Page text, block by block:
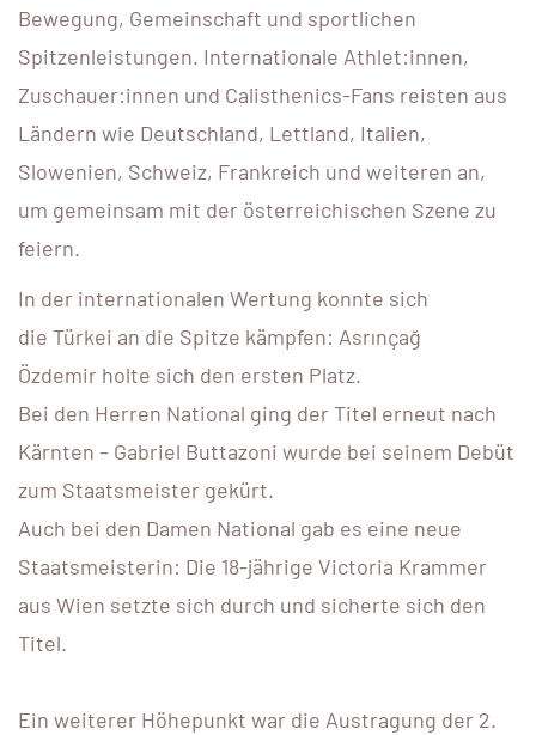
Bewegung, Gemeinschaft und sportlichen
Spitzenleistungen. Internationale Athlet:innen,
Zuschauer:innen und Calisthenics-Fans reisten aus
Ländern wie Deutschland, Lettland, Italien,
Slowenien, Schweiz, Frankreich und weiteren an,
um gemeinsam mit der österreichischen Szene zu
feiern.
In der internationalen Wertung konnte sich
die Türkei an die Spitze kämpfen: Asrınçağ
Özdemir holte sich den ersten Platz.
Bei den Herren National ging der Titel erneut nach
Kärnten – Gabriel Buttazoni wurde bei seinem Debüt
zum Staatsmeister gekürt.
Auch bei den Damen National gab es eine neue
Staatsmeisterin: Die 18-jährige Victoria Krammer
aus Wien setzte sich durch und sicherte sich den
Titel.
Ein weiterer Höhepunkt war die Austragung der 2.